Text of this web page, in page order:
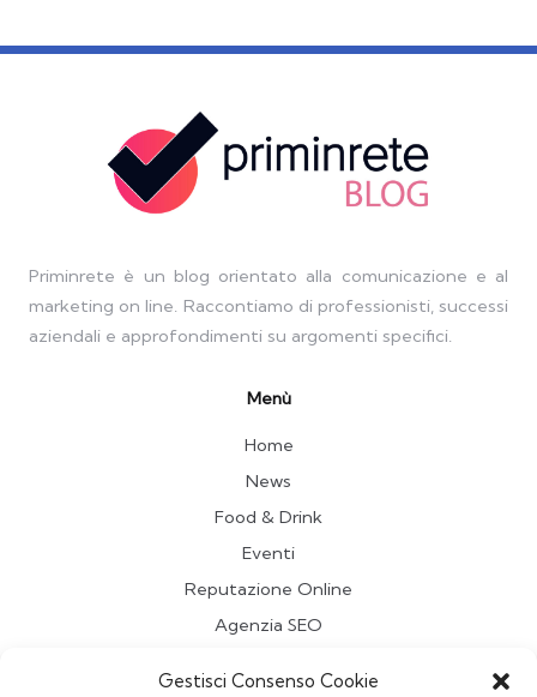
Gestisci Consenso Cookie
Priminrete è un blog orientato alla comunicazione e al
marketing on line. Raccontiamo di professionisti, successi
aziendali e approfondimenti su argomenti specifici.
Menù
Home
News
Food & Drink
Eventi
Reputazione Online
Agenzia SEO